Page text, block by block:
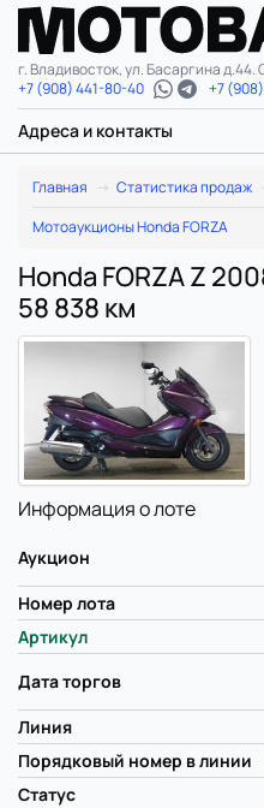
г. Владивосток, ул. Басаргина д.44.
+7 (908) 441-80-40
+7
Адреса и контакты
Главная Статистика продаж
Мотоаукционы Honda FORZA
Honda FORZA Z
58 838 км
Информация о лоте
Аукцион
Номер лота
Артикул
Дата торгов
Линия
Порядковый номер в линии
Статус